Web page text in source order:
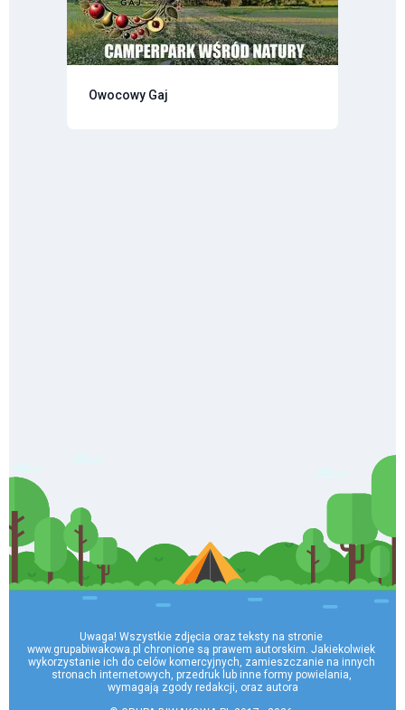
Owocowy Gaj
Uwaga! Wszystkie zdjęcia oraz teksty na stronie
www.grupabiwakowa.pl chronione są prawem autorskim. Jakiekolwiek
wykorzystanie ich do celów komercyjnych, zamieszczanie na innych
stronach internetowych, przedruk lub inne formy powielania,
wymagają zgody redakcji, oraz autora